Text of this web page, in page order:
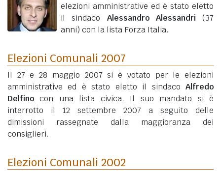
elezioni amministrative ed è stato eletto
il sindaco Alessandro Alessandri
(37
anni) con la lista Forza Italia.
Elezioni Comunali 2007
Il 27 e 28 maggio 2007 si è votato per le elezioni
amministrative ed è stato eletto il sindaco Alfredo
Delfino con una lista civica. Il suo mandato si è
interrotto il 12 settembre 2007 a seguito delle
dimissioni rassegnate dalla maggioranza dei
consiglieri.
Elezioni Comunali 2002